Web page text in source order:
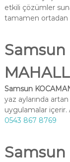
etkili çözümler
tamamen ortadan
Samsun
Samsun
yaz aylarında
uygulamalar
0543 867 8769
Samsun